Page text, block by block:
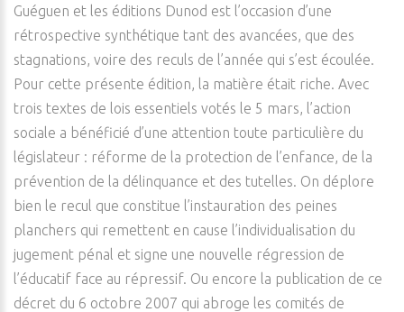
Guéguen et les éditions Dunod est l’occasion d’une
rétrospective synthétique tant des avancées, que des
stagnations, voire des reculs de l’année qui s’est écoulée.
Pour cette présente édition, la matière était riche. Avec
trois textes de lois essentiels votés le 5 mars, l’action
sociale a bénéficié d’une attention toute particulière du
législateur : réforme de la protection de l’enfance, de la
prévention de la délinquance et des tutelles. On déplore
bien le recul que constitue l’instauration des peines
planchers qui remettent en cause l’individualisation du
jugement pénal et signe une nouvelle régression de
l’éducatif face au répressif. Ou encore la publication de ce
décret du 6 octobre 2007 qui abroge les comités de